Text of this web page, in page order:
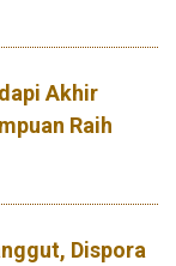
Akhir
Raih
Dispora